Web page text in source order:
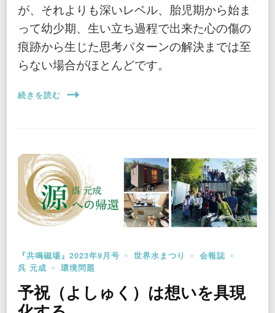
が、それよりも深いレベル、胎児期から始ま
って幼少期、生い立ち過程で出来た心の傷の
痕跡から生じた思考パターンの解決までは至
らない場合がほとんどです。
続きを読む
『共鳴磁場』2023年9月号 世界水まつり
会報誌
呉 元成
環境問題
予祝（よしゅく）は想いを具現